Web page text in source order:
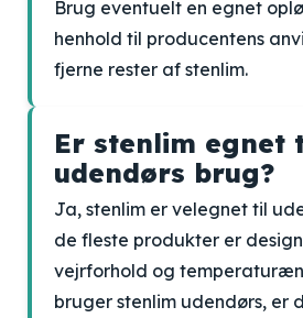
Brug eventuelt en egnet
henhold til producentens
fjerne rester af stenlim.
Er stenlim egnet
udendørs brug?
Ja, stenlim er velegnet til
de fleste produkter er
vejrforhold og
bruger stenlim udendørs, er